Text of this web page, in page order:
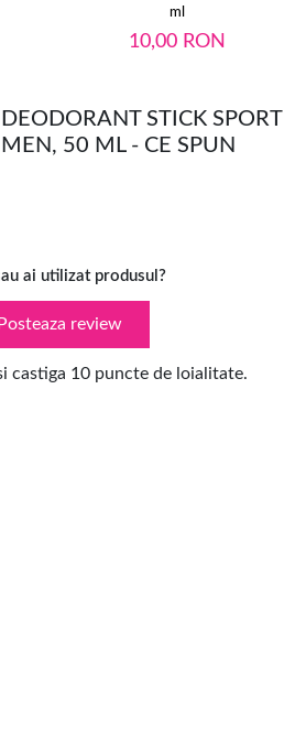
ml
10,00 RON
STICK SPORT
50 ML - CE SPUN
ai utilizat produsul?
Posteaza review
castiga 10 puncte de loialitate.